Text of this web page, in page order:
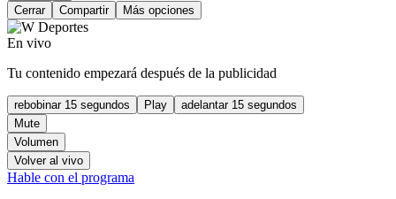
Cerrar
Compartir Más opciones
En vivo
Tu contenido empezará después de la publicidad
rebobinar 15 segundos Play
adelantar 15 segundos
Mute
Volumen
Volver al vivo
Hable con el programa